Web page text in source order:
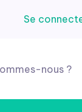
Se
nous ?